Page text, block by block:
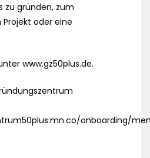
zu gründen, zum
Projekt oder eine
www.gz50plus.de.
onboarding/